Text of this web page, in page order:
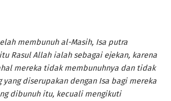
membunuh al-Masih, Isa putra
Rasul Allah ialah sebagai ejekan, karena
mereka tidak membunuhnya dan tidak
diserupakan dengan Isa bagi mereka
dibunuh itu, kecuali mengikuti